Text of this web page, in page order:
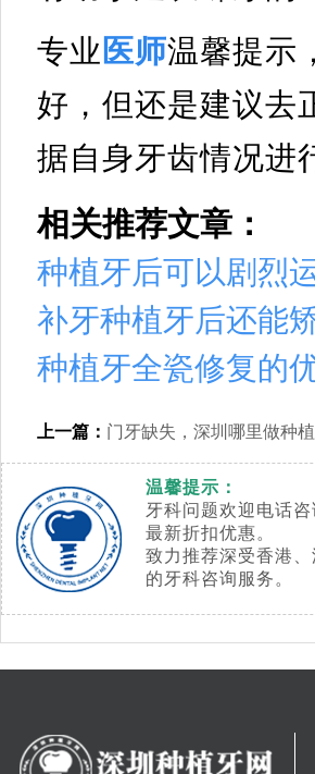
专业 医师温馨提示
好，但还是建议去
据自身牙齿情况进
相关推荐文章：
种植牙后可以剧烈
补牙种植牙后还能
种植牙全瓷修复的
上一篇： 门牙缺失，深圳哪里做种
温馨提示：
牙科问题欢迎电话
最新折扣优惠。
致力推荐深受香港
的牙科咨询服务。